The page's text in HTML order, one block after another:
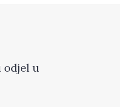
odjel u